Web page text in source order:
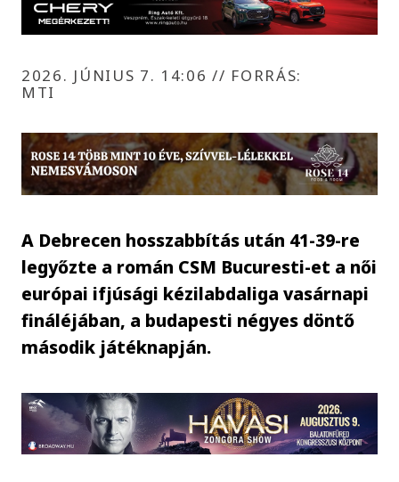
2026. JÚNIUS 7. 14:06// FORRÁS:
MTI
A Debrecen hosszabbítás után 41-39-re
legyőzte a román CSM Bucuresti-et a női
európai ifjúsági kézilabdaliga vasárnapi
fináléjában, a budapesti négyes döntő
második játéknapján.